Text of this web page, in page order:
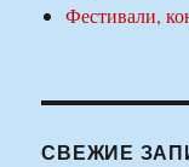
Фестивали,
СВЕЖИЕ